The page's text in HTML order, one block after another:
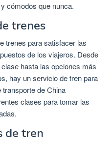
cómodos que nunca.
trenes
trenes para satisfacer las
de los viajeros. Desde
hasta las opciones más
hay un servicio de tren para
de China
clases para tomar las
de tren